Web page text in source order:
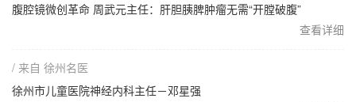
腹腔镜微创革命 周武元主任：肝胆胰脾肿瘤无需“开膛破腹”
查看详细
/ 来自 徐州名医
徐州市儿童医院神经内科主任－邓星强